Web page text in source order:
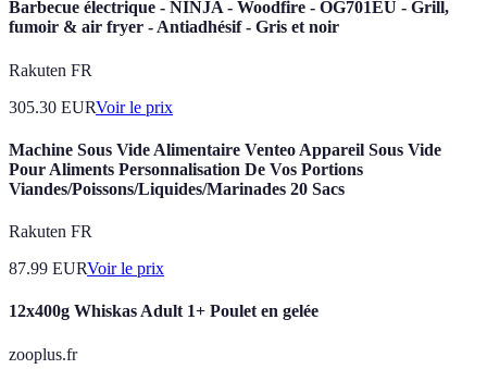
Barbecue électrique - NINJA - Woodfire - OG701EU - Grill,
fumoir & air fryer - Antiadhésif - Gris et noir
Rakuten FR
305.30 EURVoir le prix
Machine Sous Vide Alimentaire Venteo Appareil Sous Vide
Pour Aliments Personnalisation De Vos Portions
Viandes/Poissons/Liquides/Marinades 20 Sacs
Rakuten FR
87.99 EURVoir le prix
12x400g Whiskas Adult 1+ Poulet en gelée
zooplus.fr